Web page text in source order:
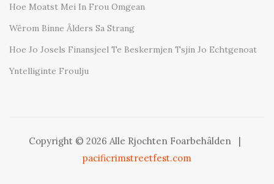
Hoe Moatst Mei In Frou Omgean
Wêrom Binne Âlders Sa Strang
Hoe Jo Josels Finansjeel Te Beskermjen Tsjin Jo Echtgenoat
Yntelliginte Froulju
Copyright © 2026 Alle Rjochten Foarbehâlden
|
pacificrimstreetfest.com